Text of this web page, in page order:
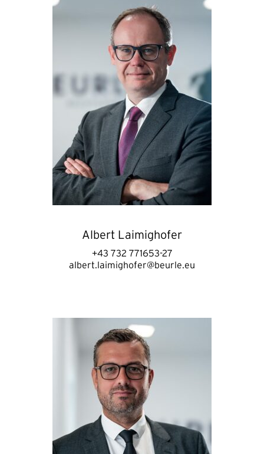
Albert Laimighofer
+43 732 771653-27
albert.laimighofer@beurle.eu